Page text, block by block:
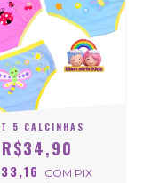
5 CALCINHAS
R$34,90
COM PIX